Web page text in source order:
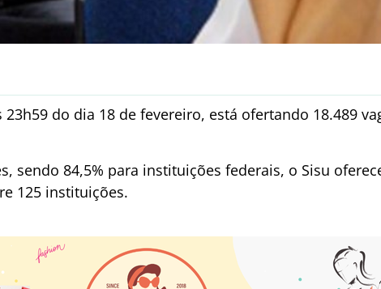
23h59 do dia 18 de fevereiro, está ofertando 18.489
sendo 84,5% para instituições federais, o Sisu
125 instituições.